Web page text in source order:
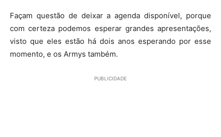
Façam questão de deixar a agenda disponível, porque
com certeza podemos esperar grandes apresentações,
visto que eles estão há dois anos esperando por esse
momento, e os Armys também.
PUBLICIDADE